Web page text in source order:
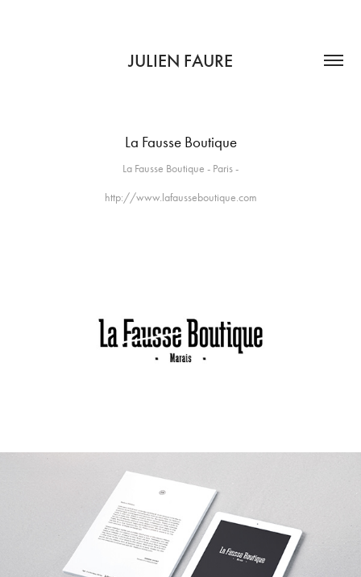
JULIEN FAURE
La Fausse Boutique
La Fausse Boutique - Paris -
http://www.lafausseboutique.com